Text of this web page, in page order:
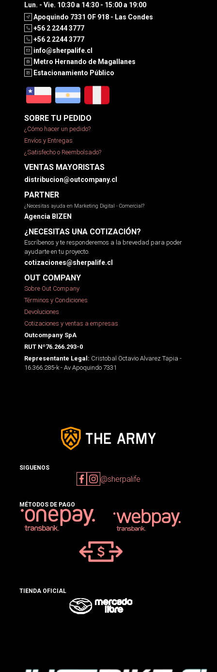
Lun. - Vie. 10:30 a 14:30 - 15:00 a 19:00
Apoquindo 7331 OF 918 - Las Condes
+56 2 2244 3777
+56 2 2244 3777
info@sherpalife.cl
Metro Hernando de Magallanes
Estacionamiento Público
SOBRE TU PEDIDO
¿Cómo hacer un pedido?
Envíos y Entregas
¿Satisfecho o Reembolsado?
VENTAS MAYORISTAS
distribucion@outcompany.cl
PARTNER
¿Necesitas ayuda en Marketing Digital - Comercial?
Agencia BIZEN
¿NECESITAS UNA COTIZACIÓN?
Escríbenos y te responderemos a la brevedad para poder
ayudarte en tu proyecto.
cotizaciones@sherpalife.cl
OUT COMPANY
Sobre Out Company
Términos y Condiciones
Devoluciones
Cotizaciones y ventas a empresas
Outcompany SpA
RUT Nº76.266.293-0
Representante Legal: Cristobal Octavio Alvarez Tapia -
16.366.285-k - Av Apoquindo 7331
SIGUENOS
@sherpalife
MÉTODOS DE PAGO
TIENDA OFICIAL